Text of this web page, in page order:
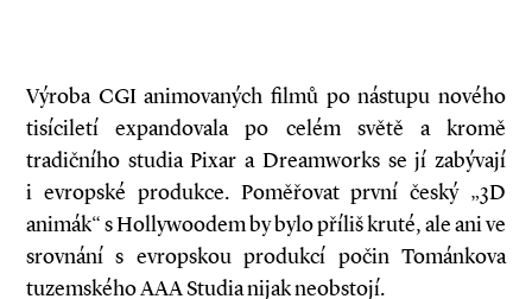
Výroba CGI animovaných filmů po nástupu nového
tisíciletí expandovala po celém světě a kromě
tradičního studia Pixar a Dreamworks se jí zabývají
i evropské produkce. Poměřovat první český „3D
animák“ s Hollywoodem by bylo příliš kruté, ale ani ve
srovnání s evropskou produkcí počin Tománkova
tuzemského AAA Studia nijak neobstojí.